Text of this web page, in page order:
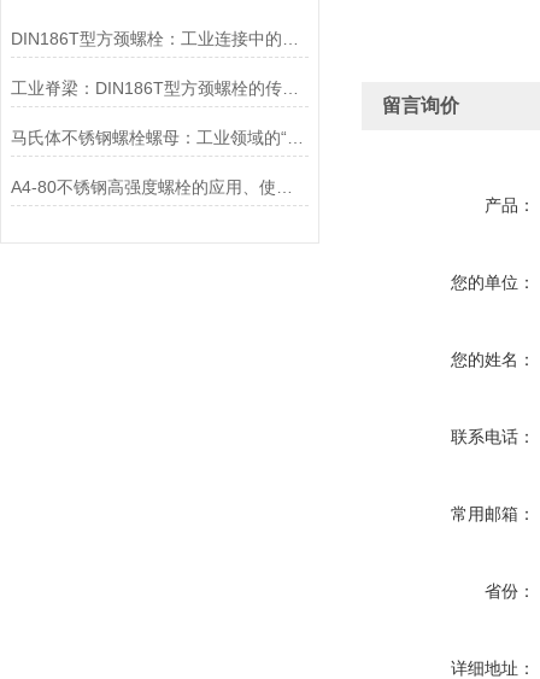
工业脊梁：DIN186T型方颈螺栓的传奇故事
留言询价
产品：
您的单位：
您的姓名：
联系电话：
常用邮箱：
省份：
详细地址：